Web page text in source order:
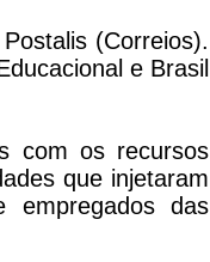
(Correios).
e Brasil
com os recursos
que injetaram
empregados das